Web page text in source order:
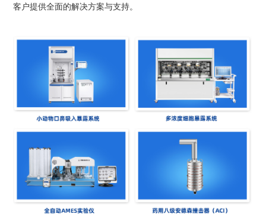
客户提供全面的解决方案与支持。